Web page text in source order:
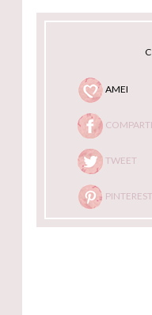
AMEI
TWEET
PINTEREST